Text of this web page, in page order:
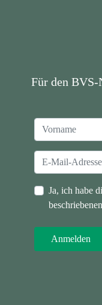
Für den BVS-
Ja, ich habe